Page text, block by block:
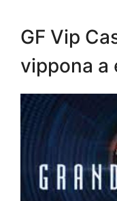
GF Vip
vippona a